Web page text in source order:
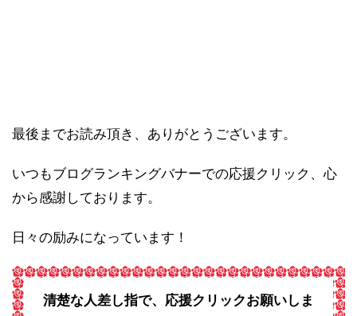
最後までお読み頂き、ありがとうございます。
いつもブログランキングバナーでの応援クリック、心
から感謝しております。
日々の励みになっています！
清楚な人差し指で、応援クリックお願いしま